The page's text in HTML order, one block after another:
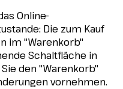
Online-
Die zum Kauf
im "Warenkorb"
Schaltfläche in
den "Warenkorb"
vornehmen.